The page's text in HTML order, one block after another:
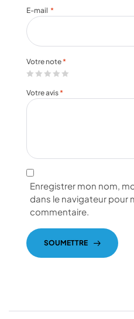
Votre note *
Votre avis *
E-mail *
Enregistrer mon nom,
dans le navigateur pour
commentaire.
SOUMETTRE